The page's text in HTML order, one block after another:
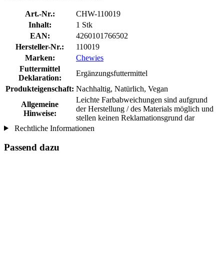
Art.-Nr.:
CHW-110019
Inhalt:
1 Stk
EAN:
4260101766502
Hersteller-Nr.:
110019
Marken:
Chewies
Futtermittel
Deklaration:
Ergänzungsfuttermittel
Produkteigenschaft: Nachhaltig, Natürlich, Vegan
Allgemeine
Hinweise:
Leichte Farbabweichungen sind aufgrund
der Herstellung / des Materials möglich und
stellen keinen Reklamationsgrund dar
Rechtliche Informationen
Passend dazu